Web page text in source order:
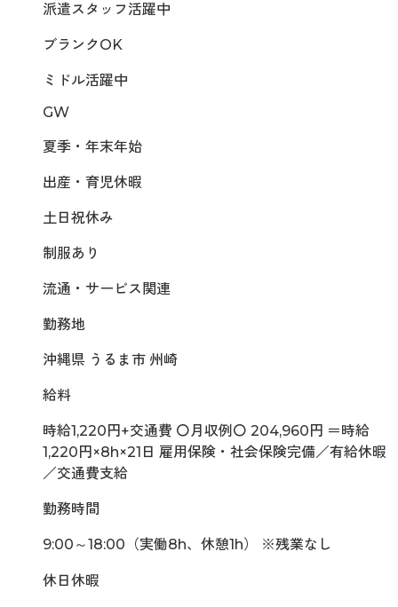
派遣スタッフ活躍中
ブランクOK
ミドル活躍中
GW
夏季・年末年始
出産・育児休暇
土日祝休み
制服あり
流通・サービス関連
勤務地
沖縄県 うるま市 州崎
給料
時給1,220円+交通費 〇月収例〇 204,960円 ＝時給
1,220円×8h×21日 雇用保険・社会保険完備／有給休暇
／交通費支給
勤務時間
9:00～18:00（実働8h、休憩1h） ※残業なし
休日休暇